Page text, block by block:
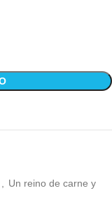
Un reino de carne y